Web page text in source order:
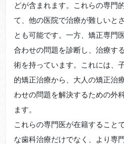
どが含まれます。これらの専門
て、他の医院で治療が難しいと
とも可能です。一方、矯正専門
合わせの問題を診断し、治療す
術を持っています。これには、
的矯正治療から、大人の矯正治
わせの問題を解決するための外
ます。
これらの専門医が在籍すること
な歯科治療だけでなく、より専